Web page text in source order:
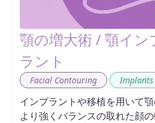
顎の増大術 / 顎イン
ラント
Facial Contouring Implants
インプラントや移植を用いて顎
より強くバランスの取れた顔の